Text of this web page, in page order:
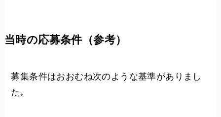
当時の応募条件（参考）
募集条件はおおむね次のような基準がありまし
た。